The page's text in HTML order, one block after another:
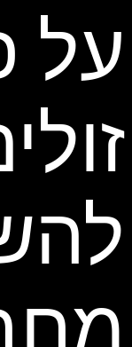
על